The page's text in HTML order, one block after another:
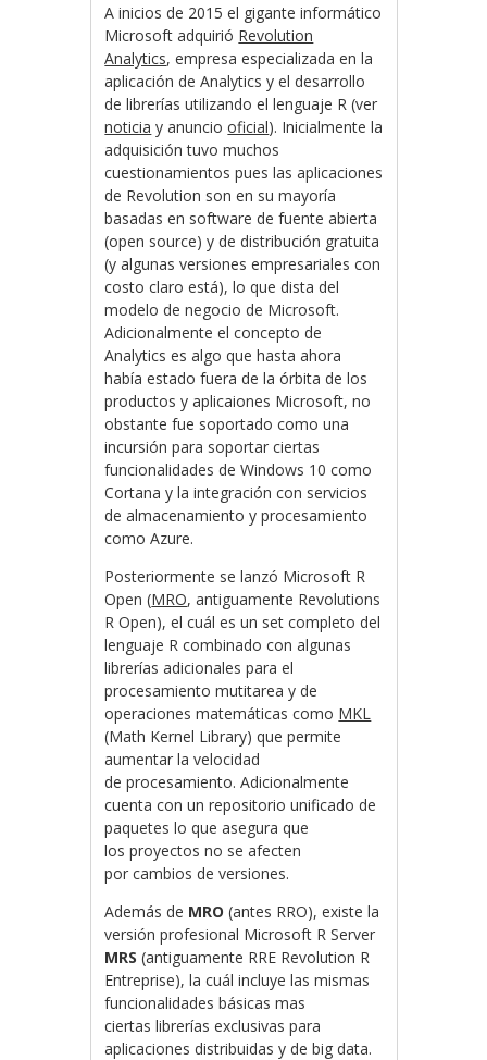
A inicios de 2015 el gigante informático
Microsoft adquirió Revolution
Analytics, empresa especializada en la
aplicación de Analytics y el desarrollo
de librerías utilizando el lenguaje R (ver
noticia y anunciooficial). Inicialmente la
adquisición tuvo muchos
cuestionamientos pues las aplicaciones
de Revolution son en su mayoría
basadas en software de fuente abierta
(open source) y de distribución gratuita
(y algunas versiones empresariales con
costo claro está), lo que dista del
modelo de negocio de Microsoft.
Adicionalmente el concepto de
Analytics es algo que hasta ahora
había estado fuera de la órbita de los
productos y aplicaiones Microsoft, no
obstante fue soportado como una
incursión para soportar ciertas
funcionalidades de Windows 10 como
Cortana y la integración con servicios
de almacenamiento y procesamiento
como Azure.
Posteriormente se lanzó Microsoft R
Open (MRO, antiguamente Revolutions
R Open), el cuál es un set completo del
lenguaje R combinado con algunas
librerías adicionales para el
procesamiento mutitarea y de
operaciones matemáticas como MKL
(Math Kernel Library) que permite
aumentar la velocidad
de procesamiento. Adicionalmente
cuenta con un repositorio unificado de
paquetes lo que asegura que
los proyectos no se afecten
por cambios de versiones.
Además de MRO (antes RRO), existe la
versión profesional Microsoft R Server
MRS (antiguamente RRE Revolution R
Entreprise), la cuál incluye las mismas
funcionalidades básicas mas
ciertas librerías exclusivas para
aplicaciones distribuidas y de big data.